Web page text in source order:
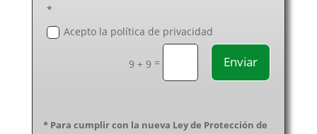
*
Acepto la política de privacidad
9 + 9 = Enviar
* Para cumplir con la nueva Ley de Protección de